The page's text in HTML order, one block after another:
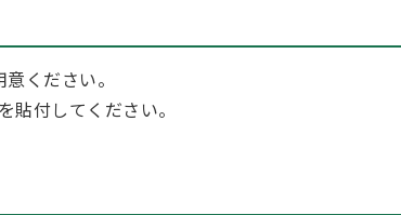
ください。
付してください。